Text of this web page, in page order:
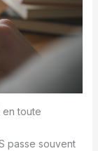
en toute
passe souvent